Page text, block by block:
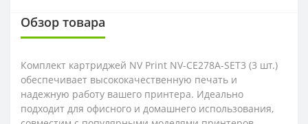
Обзор товара
Комплект картриджей NV Print NV-CE278A-SET3 (3 шт.)
обеспечивает высококачественную печать и
надежную работу вашего принтера. Идеально
подходит для офисного и домашнего использования,